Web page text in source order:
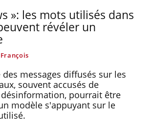
»: les mots utilisés dans
révéler un
messages diffusés sur les
souvent accusés de
pourrait être
modèle s'appuyant sur le